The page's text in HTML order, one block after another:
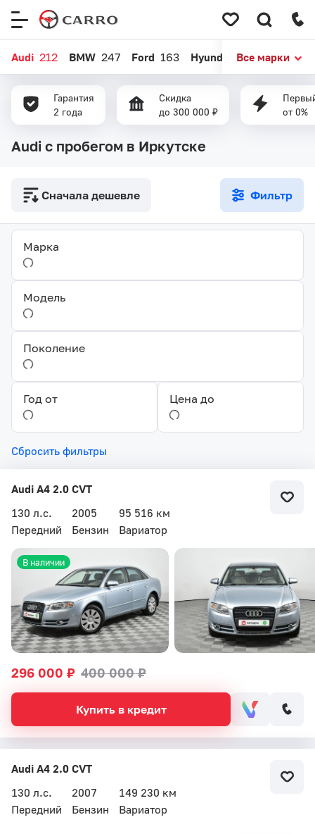
Audi 212 BMW 247 Ford 163 Hyundai 176 Kia 290
Все марки
Гарантия
2 года
Скидка
до 300 000 ₽
от 0%
Audi с пробегом в Иркутске
Фильтр
Сначала дешевле
Марка
Модель
Поколение
Год от Цена до
Сбросить фильтры
Audi A4 2.0 CVT
130 л.с.
2005
95 516 км
Передний
Бензин Вариатор
296 000 ₽ 400 000 ₽
В наличии
Купить в кредит
Audi A4 2.0 CVT
130 л.с.
2007
149 230 км
Передний
Бензин Вариатор